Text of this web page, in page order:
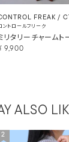
FREAK /
ントロールフリーク
リタリーチャームト
9,900
ALSO
2